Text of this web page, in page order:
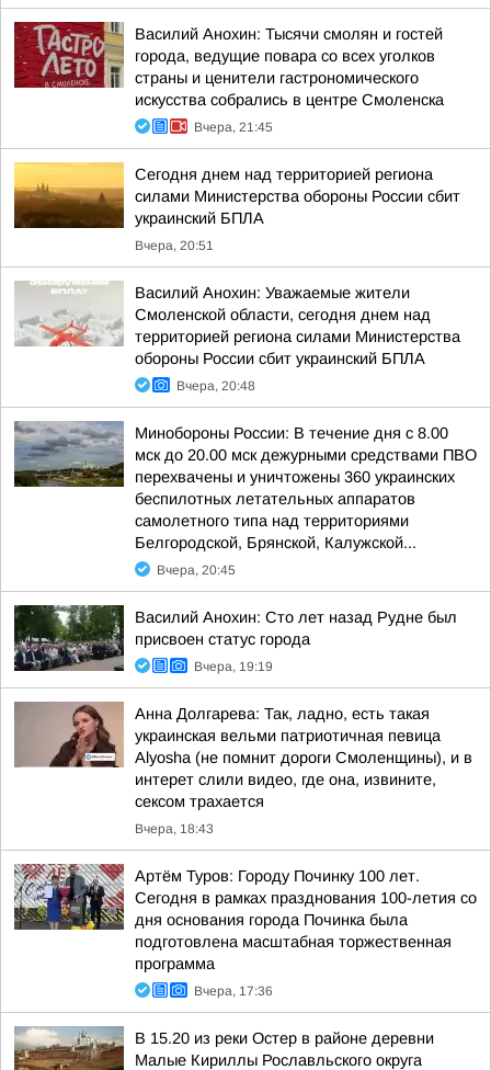
Василий Анохин: Тысячи смолян и гостей
города, ведущие повара со всех уголков
страны и ценители гастрономического
искусства собрались в центре Смоленска
Вчера, 21:45
Сегодня днем над территорией региона
силами Министерства обороны России сбит
украинский БПЛА
Вчера, 20:51
Василий Анохин: Уважаемые жители
Смоленской области, сегодня днем над
территорией региона силами Министерства
обороны России сбит украинский БПЛА
Вчера, 20:48
Минобороны России: В течение дня с 8.00
мск до 20.00 мск дежурными средствами ПВО
перехвачены и уничтожены 360 украинских
беспилотных летательных аппаратов
самолетного типа над территориями
Белгородской, Брянской, Калужской...
Вчера, 20:45
Василий Анохин: Сто лет назад Рудне был
присвоен статус города
Вчера, 19:19
Анна Долгарева: Так, ладно, есть такая
украинская вельми патриотичная певица
Alyosha (не помнит дороги Смоленщины), и в
интерет слили видео, где она, извините,
сексом трахается
Вчера, 18:43
Артём Туров: Городу Починку 100 лет.
Сегодня в рамках празднования 100-летия со
дня основания города Починка была
подготовлена масштабная торжественная
программа
Вчера, 17:36
В 15.20 из реки Остер в районе деревни
Малые Кириллы Рославльского округа